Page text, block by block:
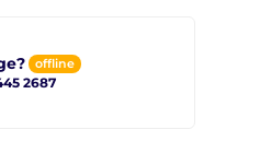
offline
2687